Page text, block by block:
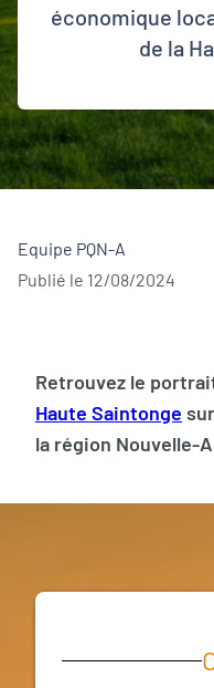
économique
de la
Equipe PQN-A
Publié le 12/08/2024
Retrouvez le
Haute Saintonge
la région Nouvelle-